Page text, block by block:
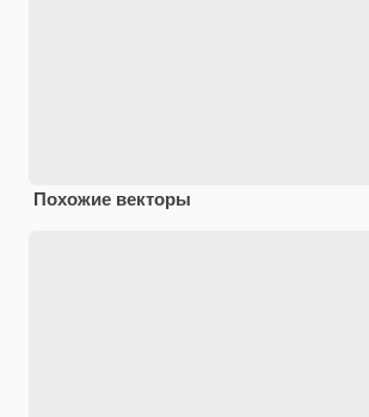
Похожие векторы